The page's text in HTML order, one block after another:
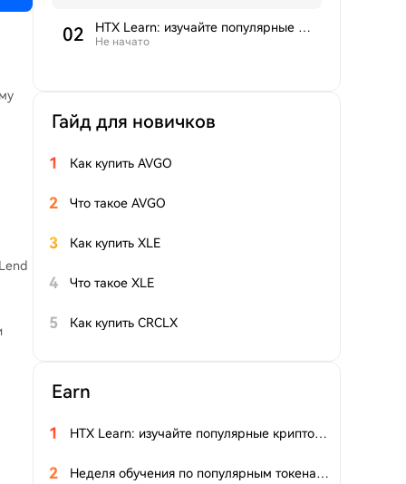
02 HTX Learn: изучайте популярные криптовалюты и разделите призовой фонд 20 000 USDT
Не начато
Гайд для новичков
1 Как купить AVGO
2 Что такое AVGO
3 Как купить XLE
4 Что такое XLE
5 Как купить CRCLX
Earn
1 HTX Learn: изучайте популярные криптовалюты и разделите призовой фонд $20 00 в $HTX
2 Неделя обучения по популярным токенам 20: Новый цикл хранения данных ИИ отличается от предыдущих, фундаментальные показатели UNI набирают силу